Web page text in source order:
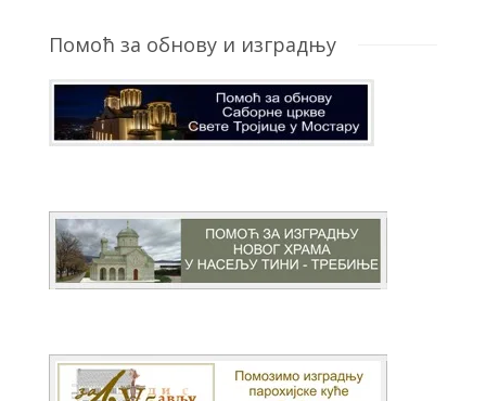
Помоћ за обнову и изградњу